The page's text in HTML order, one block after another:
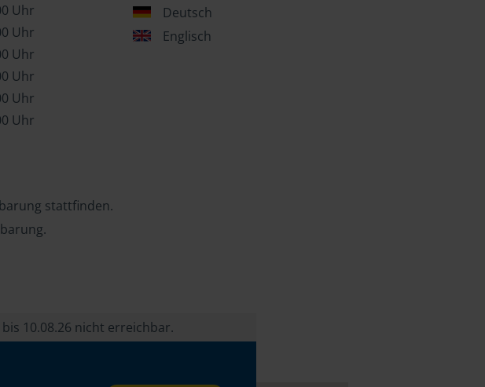
Uhr
Uhr
Uhr
Uhr
Uhr
Uhr
stattfinden.
Deutsch
Englisch
10.08.26 nicht erreichbar.